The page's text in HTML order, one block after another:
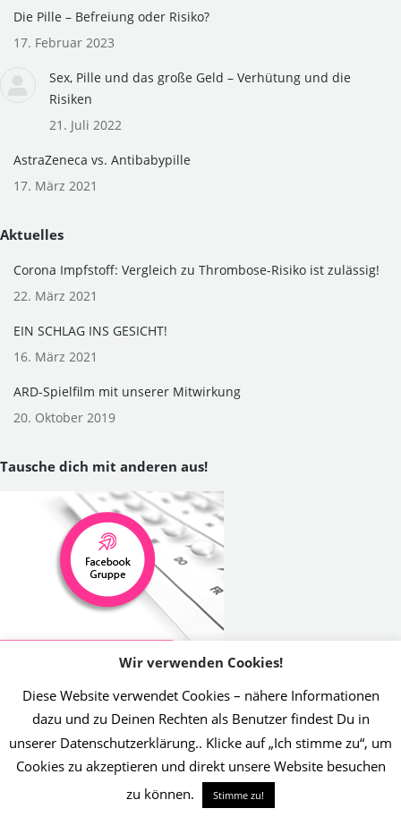
in
in
Die Pille – Befreiung oder Risiko?
17. Februar 2023
Sex, Pille und das große Geld – Verhütung und die
Risiken
21. Juli 2022
AstraZeneca vs. Antibabypille
17. März 2021
Aktuelles
Corona Impfstoff: Vergleich zu Thrombose-Risiko ist zulässig!
22. März 2021
EIN SCHLAG INS GESICHT!
16. März 2021
ARD-Spielfilm mit unserer Mitwirkung
20. Oktober 2019
Tausche dich mit anderen aus!
2019 Initiative Thrombose-Geschädigter | Umsetzung Christin Jost
Info
Wir verwenden Cookies!
Diese Website verwendet Cookies – nähere Informationen
dazu und zu Deinen Rechten als Benutzer findest Du in
unserer Datenschutzerklärung.. Klicke auf „Ich stimme zu“, um
Cookies zu akzeptieren und direkt unsere Website besuchen
zu können.
Stimme zu!